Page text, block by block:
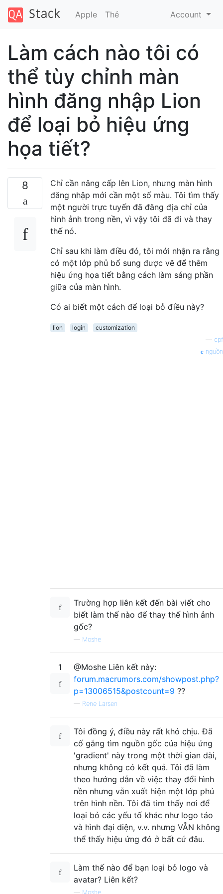
Apple Thẻ Account
Làm cách nào tôi có
thể tùy chỉnh màn
hình đăng nhập Lion
để loại bỏ hiệu ứng
họa tiết?
8
Chỉ cần nâng cấp lên Lion, nhưng màn hình
đăng nhập mới cần một số màu. Tôi tìm thấy
một người trực tuyến đã đăng địa chỉ của
hình ảnh trong nền, vì vậy tôi đã đi và thay
thế nó.
Chỉ sau khi làm điều đó, tôi mới nhận ra rằng
có một lớp phủ bổ sung được vẽ để thêm
hiệu ứng họa tiết bằng cách làm sáng phần
giữa của màn hình.
Có ai biết một cách để loại bỏ điều này?
lion login
customization
cpf
nguồn
Trường hợp liên kết đến bài viết cho
biết làm thế nào để thay thế hình ảnh
gốc?
— Moshe
1
@Moshe Liên kết này:
forum.macrumors.com/showpost.php?
p=13006515&postcount=9 ??
— Rene Larsen
Tôi đồng ý, điều này rất khó chịu. Đã
cố gắng tìm nguồn gốc của hiệu ứng
'gradient' này trong một thời gian dài,
nhưng không có kết quả. Tôi đã làm
theo hướng dẫn về việc thay đổi hình
nền nhưng vẫn xuất hiện một lớp phủ
trên hình nền. Tôi đã tìm thấy nơi để
loại bỏ các yếu tố khác như logo táo
và hình đại diện, v.v. nhưng VẪN không
thể thấy hiệu ứng đó ở bất cứ đâu.
Làm thế nào để bạn loại bỏ logo và
avatar? Liên kết?
— Moshe